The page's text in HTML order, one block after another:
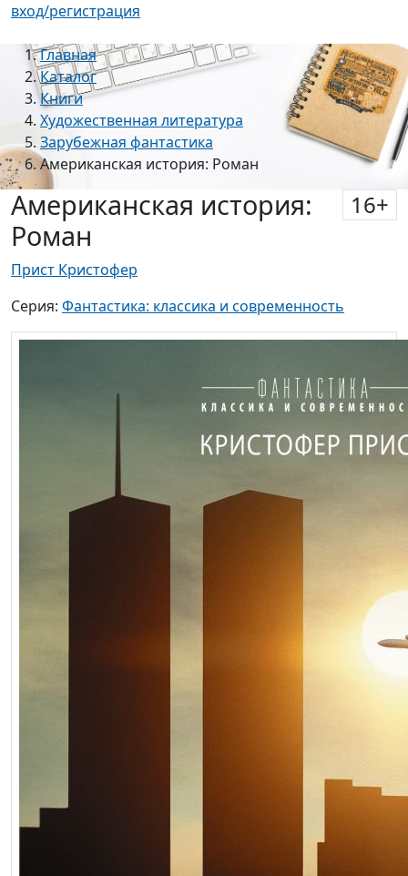
вход/регистрация
Главная
Каталог
Книги
Художественная литература
Зарубежная фантастика
Американская история: Роман
Американская история:
Роман
16+
Прист Кристофер
Серия: Фантастика: классика и современность